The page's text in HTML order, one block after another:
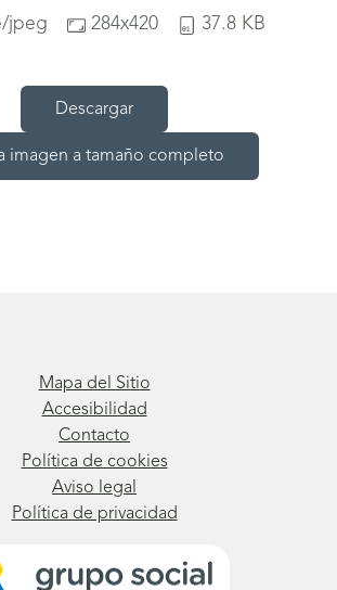
jpeg 284x420 37.8 KB
Descargar
imagen a tamaño completo
Mapa del Sitio
Accesibilidad
Contacto
Política de cookies
Aviso legal
Política de privacidad